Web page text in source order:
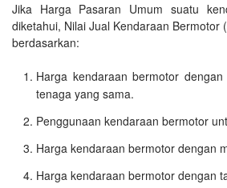
Jika Harga Pasaran Umum suatu
diketahui, Nilai Jual Kendaraan Bermotor
berdasarkan:
Harga kendaraan bermotor
tenaga yang sama.
Penggunaan kendaraan bermotor
Harga kendaraan bermotor dengan
Harga kendaraan bermotor dengan